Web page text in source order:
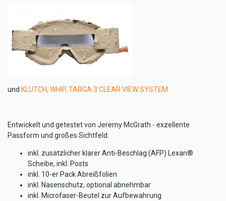
und KLUTCH, WHIP, TARGA 3 CLEAR VIEW SYSTEM
Entwickelt und getestet von Jeremy McGrath - exzellente
Passform und großes Sichtfeld.
inkl. zusätzlicher klarer Anti-Beschlag (AFP) Lexan®
Scheibe, inkl. Posts
inkl. 10-er Pack Abreißfolien
inkl. Nasenschutz, optional abnehmbar
inkl. Microfaser-Beutel zur Aufbewahrung